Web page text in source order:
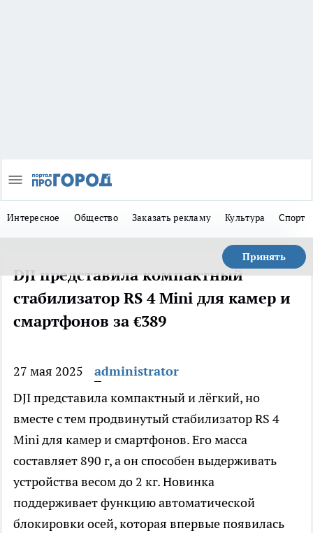
Интересное Общество Заказать рекламу Культура Спорт
Принять
DJI представила компактный
стабилизатор RS 4 Mini для камер и
смартфонов за €389
27 мая 2025
administrator
DJI представила компактный и лёгкий, но
вместе с тем продвинутый стабилизатор RS 4
Mini для камер и смартфонов. Его масса
составляет 890 г, а он способен выдерживать
устройства весом до 2 кг. Новинка
поддерживает функцию автоматической
блокировки осей, которая впервые появилась